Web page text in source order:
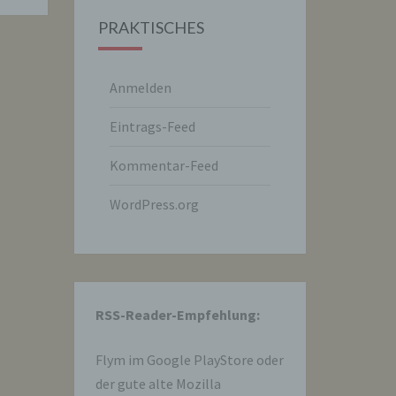
PRAKTISCHES
Anmelden
Eintrags-Feed
Kommentar-Feed
WordPress.org
RSS-Reader-Empfehlung:
Flym im Google PlayStore oder
der gute alte Mozilla